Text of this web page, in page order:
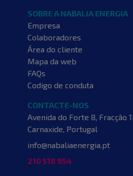
CONTACTE-NOS
Avenida do Forte 8, Fracção
Carnaxide, Portugal
info@nabaliaenergia.pt
210 518 954
SOBRE A NABALIA ENERGIA
Empresa
Colaboradores
Área do cliente
Mapa da web
FAQs
Codigo de conduta